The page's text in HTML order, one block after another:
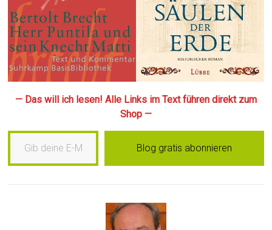
— Das will ich lesen! Alle Links im Text führen direkt zum
Shop —
Gib deine E-Mail-Adresse ein …
Blog gratis abonnieren